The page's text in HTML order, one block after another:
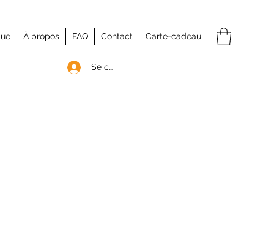
À propos FAQ Contact Carte-cadeau
Se connecter